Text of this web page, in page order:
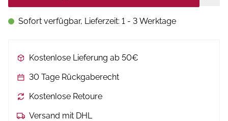
Sofort verfügbar, Lieferzeit: 1 - 3 Werktage
Kostenlose Lieferung ab 50€
30 Tage Rückgaberecht
Kostenlose Retoure
Versand mit DHL